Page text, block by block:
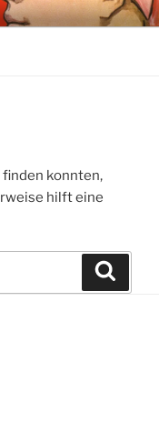
finden konnten,
hilft eine